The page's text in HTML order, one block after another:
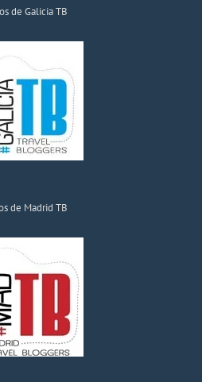
de Galicia TB
de Madrid TB